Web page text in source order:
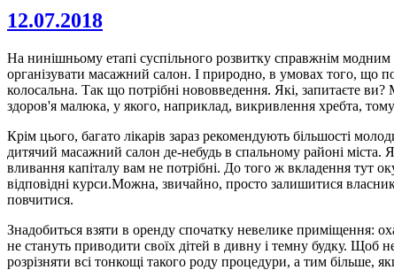
12.07.2018
На нинішньому етапі суспільного розвитку справжнім
організувати масажний салон. І природно, в умовах того, що
колосальна. Так що потрібні нововведення. Які, запитаєте
здоров'я малюка, у якого, наприклад, викривлення хребта,
Крім цього, багато лікарів зараз рекомендують більшості
дитячий масажний салон де-небудь в спальному районі міста.
вливання капіталу вам не потрібні. До того ж вкладення тут
відповідні курси.Можна, звичайно, просто залишитися
повчитися.
Знадобиться взяти в оренду спочатку невелике приміщення:
не стануть приводити своїх дітей в дивну і темну будку. Щоб
розрізняти всі тонкощі такого роду процедури, а тим